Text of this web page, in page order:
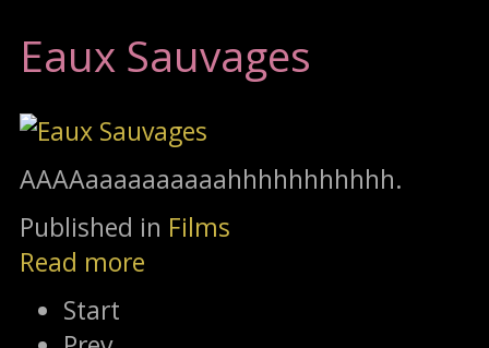
Eaux Sauvages
AAAAaaaaaaaaaahhhhhhhhhhh.
Published in Films
Read more
Start